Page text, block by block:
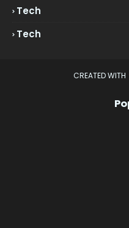
Tech
Tech
CREATED WITH